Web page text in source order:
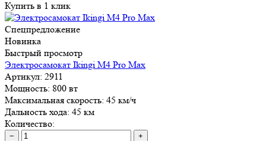
Купить в 1 клик
Спецпредложение
Новинка
Быстрый просмотр
Электросамокат Ikingi M4 Pro Max
Артикул: 2911
Мощность: 800 вт
Максимальная скорость: 45 км/ч
Дальность хода: 45 км
Количество:
− +